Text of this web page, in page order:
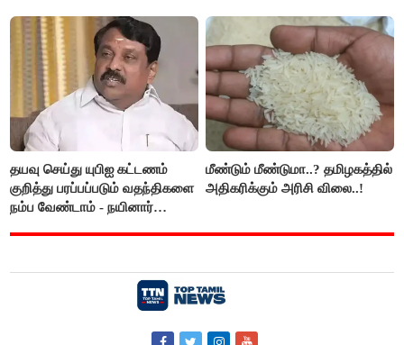
தயவு செய்து யுபிஐ கட்டணம்
குறித்து பரப்பப்படும் வதந்திகளை
நம்ப வேண்டாம் - நயினார்
மீண்டும் மீண்டுமா..? தமிழகத்தில்
அதிகரிக்கும் அரிசி விலை..!